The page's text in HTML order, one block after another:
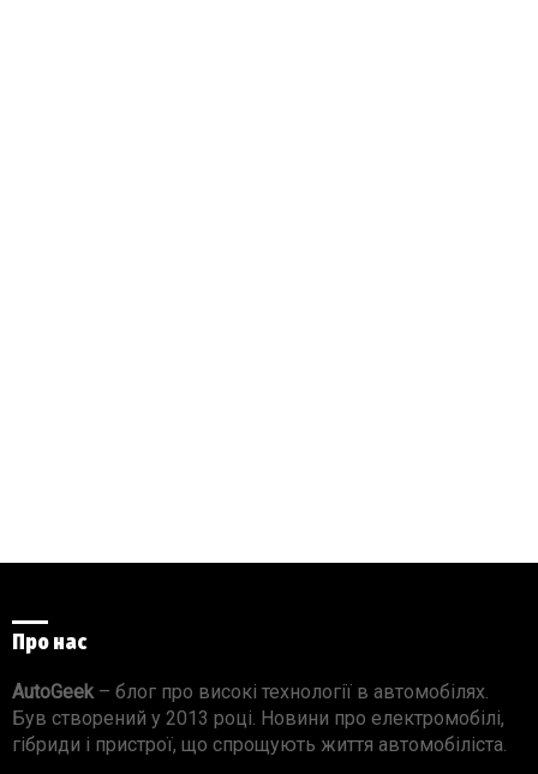
Про нас
AutoGeek – блог про високі технології в автомобілях.
Був створений у 2013 році. Новини про електромобілі,
гібриди і пристрої, що спрощують життя автомобіліста.